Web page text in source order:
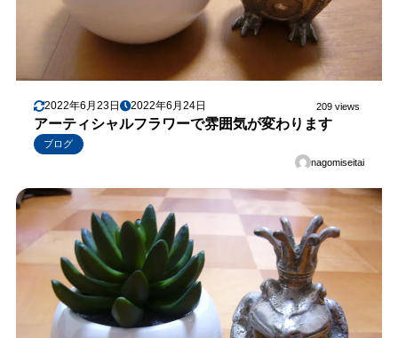
2022年6月23日 2022年6月24日 209 views
アーティシャルフラワーで雰囲気が変わります
ブログ
nagomiseitai